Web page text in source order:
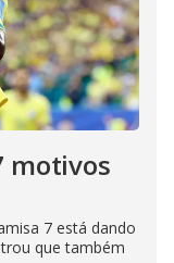
motivos
7 está dando
que também